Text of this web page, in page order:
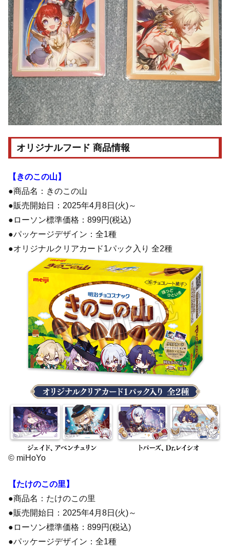
オリジナルフード 商品情報
【きのこの山】
●商品名：きのこの山
●販売開始日：2025年4月8日(火)～
●ローソン標準価格：899円(税込)
●パッケージデザイン：全1種
●オリジナルクリアカード1パック入り 全2種
© miHoYo
【たけのこの里】
●商品名：たけのこの里
●販売開始日：2025年4月8日(火)～
●ローソン標準価格：899円(税込)
●パッケージデザイン：全1種